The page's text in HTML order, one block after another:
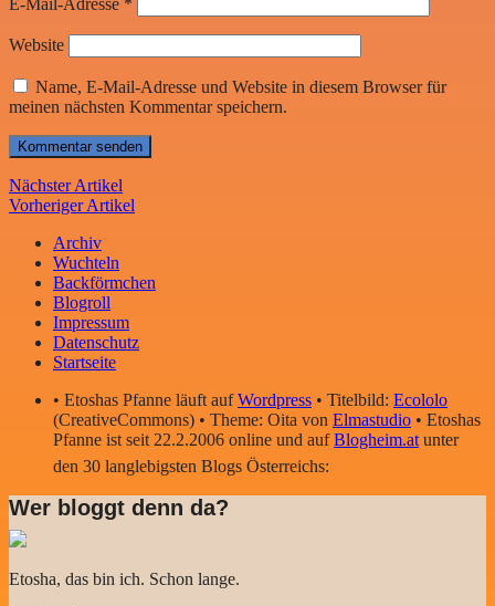
E-Mail-Adresse *
Website
Name, E-Mail-Adresse und Website in diesem Browser für
meinen nächsten Kommentar speichern.
Nächster Artikel
Vorheriger Artikel
Archiv
Wuchteln
Backförmchen
Blogroll
Impressum
Datenschutz
Startseite
• Etoshas Pfanne läuft aufWordpress • Titelbild: Ecololo
(CreativeCommons) • Theme: Oita von Elmastudio • Etoshas
Pfanne ist seit 22.2.2006 online und aufBlogheim.atunter
den 30 langlebigsten Blogs Österreichs:
Wer bloggt denn da?
Etosha, das bin ich. Schon lange.